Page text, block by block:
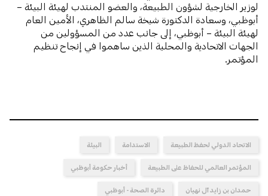
لوزير الخارجية لشؤون الطبيعة، والعضو المنتدب لهيئة البيئة –
أبوظبي، وسعادة الدكتورة شيخة سالم الظاهري، الأمين العام
لهيئة البيئة – أبوظبي، إلى جانب عدد من المسؤولين من
الجهات الاتحادية والمحلية الذين ساهموا في إنجاح تنظيم
المؤتمر.
الاتحاد الدولي لحفظ الطبيعة الاستدامة البيئة
المؤتمر العالمي للحفاظ على الطبيعة أخبار حكومة أبوظبي
حمدان بن زايد آل نهيان دائرة الصحة - أبوظبي